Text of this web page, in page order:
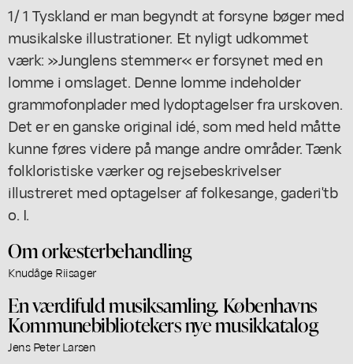
1/ 1 Tyskland er man begyndt at forsyne bøger med
musikalske illustrationer. Et nyligt udkommet
værk: »Junglens stemmer« er forsynet med en
lomme i omslaget. Denne lomme indeholder
grammofonplader med lydoptagelser fra urskoven.
Det er en ganske original idé, som med held måtte
kunne føres videre på mange andre områder. Tænk
folkloristiske værker og rejsebeskrivelser
illustreret med optagelser af folkesange, gaderi'tb
o. I.
Om orkesterbehandling
Knudåge Riisager
En værdifuld musiksamling. Københavns
Kommunebibliotekers nye musikkatalog
Jens Peter Larsen